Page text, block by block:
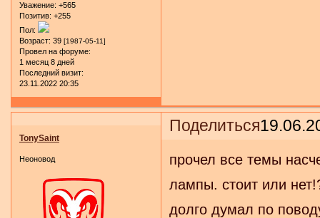
Уважение: +565
Позитив: +255
Пол:
Возраст: 39 [1987-05-11]
Провел на форуме:
1 месяц 8 дней
Последний визит:
23.11.2022 20:35
Поделиться
TonySaint
Неоновод
прочел все темы
лампы. стоит или
долго думал по